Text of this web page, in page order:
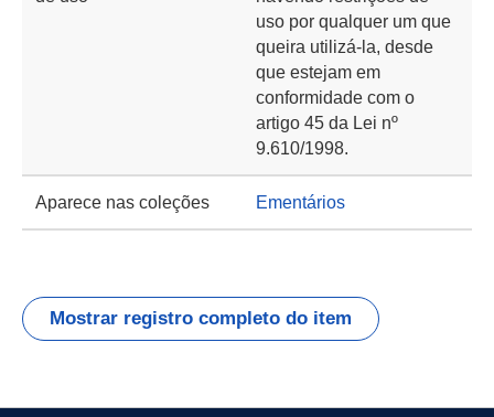
uso por qualquer um que
queira utilizá-la, desde
que estejam em
conformidade com o
artigo 45 da Lei nº
9.610/1998.
Aparece nas coleções Ementários
Mostrar registro completo do item